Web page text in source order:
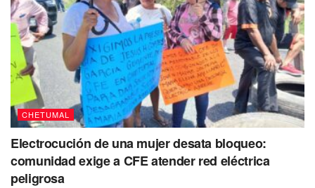
CHETUMAL
Electrocución de una mujer desata bloqueo:
comunidad exige a CFE atender red eléctrica
peligrosa